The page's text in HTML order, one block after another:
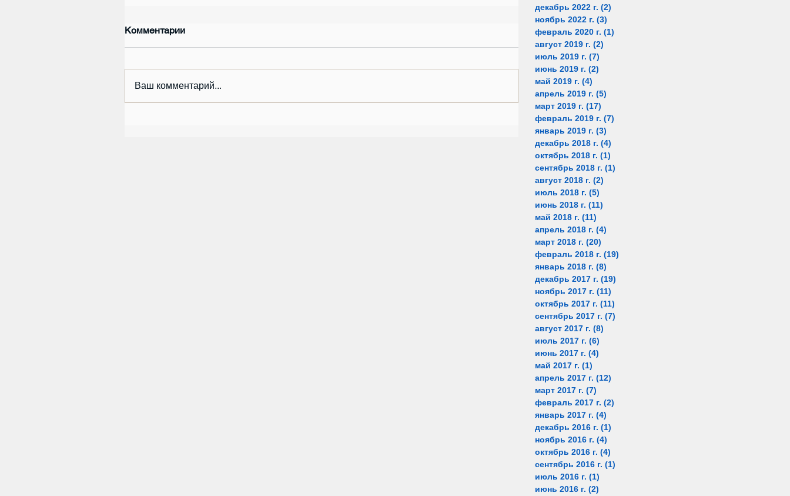
Комментарии
Ваш комментарий...
декабрь 2022 г. (2)
ноябрь 2022 г. (3)
февраль 2020 г. (1)
август 2019 г. (2)
июль 2019 г. (7)
июнь 2019 г. (2)
май 2019 г. (4)
апрель 2019 г. (5)
март 2019 г. (17)
февраль 2019 г. (7)
январь 2019 г. (3)
декабрь 2018 г. (4)
октябрь 2018 г. (1)
сентябрь 2018 г. (1)
август 2018 г. (2)
июль 2018 г. (5)
июнь 2018 г. (11)
май 2018 г. (11)
апрель 2018 г. (4)
март 2018 г. (20)
февраль 2018 г. (19)
январь 2018 г. (8)
декабрь 2017 г. (19)
ноябрь 2017 г. (11)
октябрь 2017 г. (11)
сентябрь 2017 г. (7)
август 2017 г. (8)
июль 2017 г. (6)
июнь 2017 г. (4)
май 2017 г. (1)
апрель 2017 г. (12)
март 2017 г. (7)
февраль 2017 г. (2)
январь 2017 г. (4)
декабрь 2016 г. (1)
ноябрь 2016 г. (4)
октябрь 2016 г. (4)
сентябрь 2016 г. (1)
июль 2016 г. (1)
июнь 2016 г. (2)